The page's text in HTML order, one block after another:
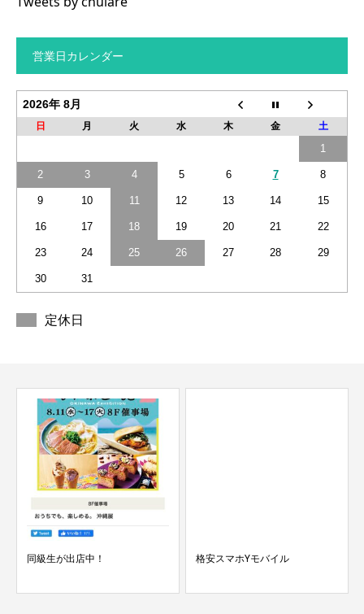
営業日カレンダー
2026年 8月
日 月 火 水 木 金 土
1
2 3 4 5 6 7 8
9 10 11 12 13 14 15
16 17 18 19 20 21 22
23 24 25 26 27 28 29
30 31
定休日
同級生が出店中！ 格安スマホYモバイル